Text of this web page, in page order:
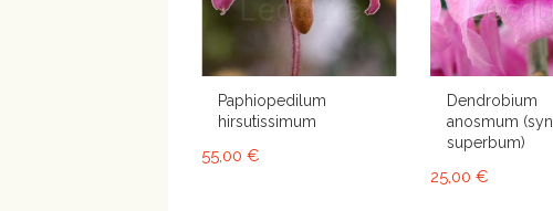
Paphiopedilum
hirsutissimum
55,00 €
Dendrobium
anosmum (syn.
superbum)
25,00 €